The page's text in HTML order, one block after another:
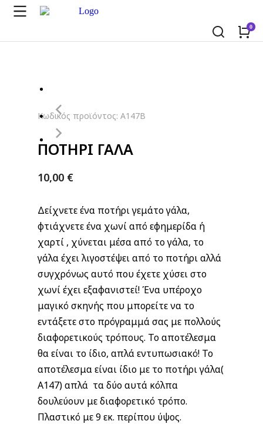
Κωδικός προϊόντος: A147B
ΠΟΤΗΡΙ ΓΑΛΑ
10,00 €
Δείχνετε ένα ποτήρι γεμάτο γάλα,
φτιάχνετε ένα χωνί από εφημερίδα ή
χαρτί , χύνεται μέσα από το γάλα, το
γάλα έχει λιγοστέψει από το ποτήρι αλλά
συγχρόνως αυτό που έχετε χύσει στο
χωνί έχει εξαφανιστεί! Ένα υπέροχο
μαγικό σκηνής που μπορείτε να το
εντάξετε στο πρόγραμμά σας με πολλούς
διαφορετικούς τρόπους. Το αποτέλεσμα
θα είναι το ίδιο, απλά εντυπωσιακό! Το
αποτέλεσμα είναι ίδιο με το ποτήρι γάλα(
Α147) απλά τα δύο αυτά κόλπα
δουλεύουν με διαφορετικό τρόπο.
Πλαστικό με 9 εκ. περίπου ύψος.